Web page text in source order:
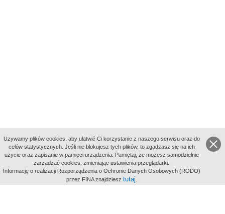
aktywności
Uzywamy plików cookies, aby ułatwić Ci korzystanie z naszego serwisu oraz do
celów statystycznych. Jeśli nie blokujesz tych plików, to zgadzasz się na ich
użycie oraz zapisanie w pamięci urządzenia. Pamiętaj, że możesz samodzielnie
zarządzać cookies, zmieniając ustawienia przeglądarki.
Informację o realizacji Rozporządzenia o Ochronie Danych Osobowych (RODO)
przez FINA znajdziesz tutaj